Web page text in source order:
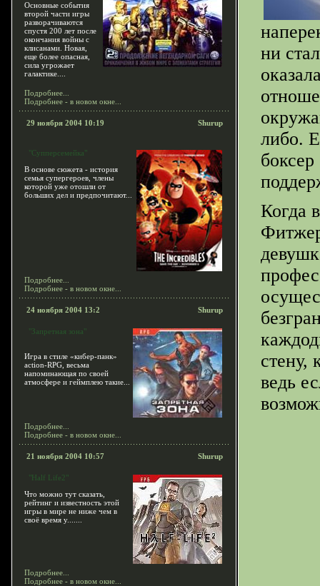
Основные события
второй части игры
разворачиваются
спустя 200 лет после
окончания войны с
клисанами. Новая,
еще более опасная,
сила угрожает
галактике....
Подробнее...
Подробнее - в новом окне...
29 ноября 2004 10:19 Shurup
"Супперсемейка"
В основе сюжета - история
семья супергероев, члены
которой уже отошли от
больших дел и предпочитают...
Подробнее...
Подробнее - в новом окне...
24 ноября 2004 13:2 Shurup
"Запретная зона"
Игра в стиле «кибер-панк»
action-RPG, весьма
напоминающая по своей
атмосфере и геймплею такие...
Подробнее...
Подробнее - в новом окне...
21 ноября 2004 10:57 Shurup
"Half Life2"
Что можно тут сказать,
рейтинг и известность этой
игры в мире не ниже чем в
своё время у.......
Подробнее...
Подробнее - в новом окне...
ни
либо.
Когда
стену,
ведь